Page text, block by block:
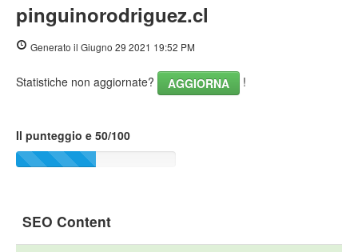
pinguinorodriguez.cl
Generato il Giugno 29 2021 19:52 PM
Statistiche non aggiornate? AGGIORNA !
Il punteggio e 50/100
SEO Content